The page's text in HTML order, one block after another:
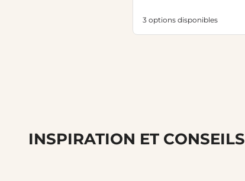
3 options disponibles
INSPIRATION ET CONSEILS